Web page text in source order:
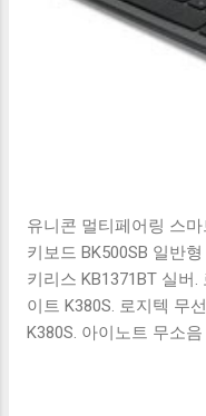
유니콘 멀티페어링 스
키보드 BK500SB 일반
키리스 KB1371BT 실버
이트 K380S. 로지텍 무
K380S. 아이노트 무소
OABTKBDA 퓨어 화이